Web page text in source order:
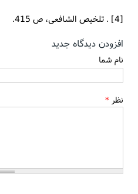
[4] . تلخیص الشافعی، ص 415.
افزودن دیدگاه جدید
نام شما
نظر *